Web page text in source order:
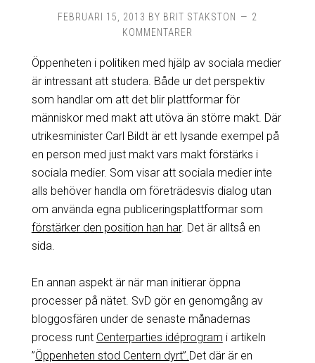
FEBRUARI 15, 2013 BY BRIT STAKSTON
2
KOMMENTARER
Öppenheten i politiken med hjälp av sociala medier
är intressant att studera. Både ur det perspektiv
som handlar om att det blir plattformar för
människor med makt att utöva än större makt. Där
utrikesminister Carl Bildt är ett lysande exempel på
en person med just makt vars makt förstärks i
sociala medier. Som visar att sociala medier inte
alls behöver handla om företrädesvis dialog utan
om använda egna publiceringsplattformar som
förstärker den position han har. Det är alltså en
sida.
En annan aspekt är när man initierar öppna
processer på nätet. SvD gör en genomgång av
bloggosfären under de senaste månadernas
process runt Centerparties idéprogram i artikeln
”Öppenheten stod Centern dyrt”. Det där är en